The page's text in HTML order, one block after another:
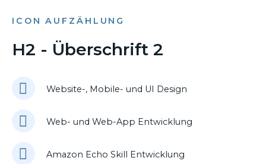
ICON AUFZÄHLUNG
H2 - Überschrift 2
Website-, Mobile- und UI Design
Web- und Web-App Entwicklung
Amazon Echo Skill Entwicklung